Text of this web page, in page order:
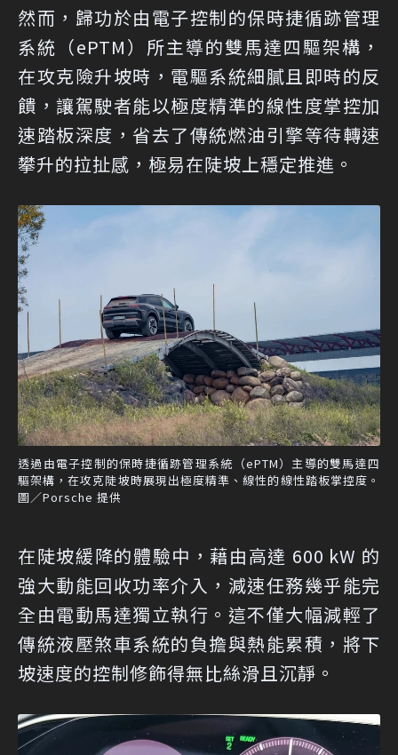
然而，歸功於由電子控制的保時捷循跡管理
系統（ePTM）所主導的雙馬達四驅架構，
在攻克險升坡時，電驅系統細膩且即時的反
饋，讓駕駛者能以極度精準的線性度掌控加
速踏板深度，省去了傳統燃油引擎等待轉速
攀升的拉扯感，極易在陡坡上穩定推進。
透過由電子控制的保時捷循跡管理系統（ePTM）主導的雙馬達四
驅架構，在攻克陡坡時展現出極度精準、線性的線性踏板掌控度。
圖／Porsche 提供
在陡坡緩降的體驗中，藉由高達 600 kW 的
強大動能回收功率介入，減速任務幾乎能完
全由電動馬達獨立執行。這不僅大幅減輕了
傳統液壓煞車系統的負擔與熱能累積，將下
坡速度的控制修飾得無比絲滑且沉靜。